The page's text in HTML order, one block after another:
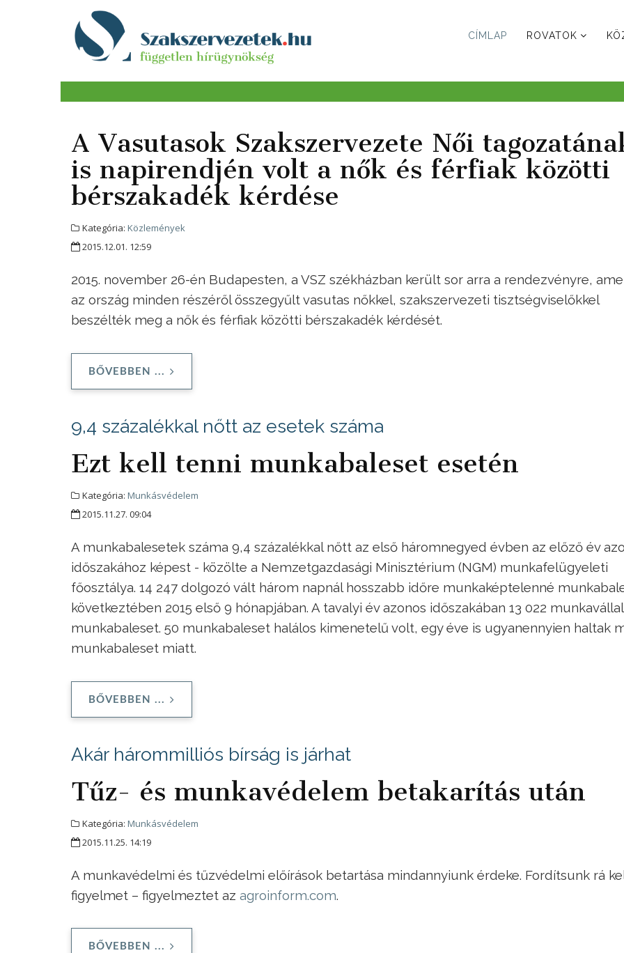
CÍMLAP ROVATOK
A Vasutasok Szakszervezete Női
is napirendjén volt a nők és férfiak közötti
bérszakadék kérdése
Kategória: Közlemények
2015.12.01. 12:59
2015. november 26-én Budapesten, a VSZ székházban került sor arra a rendezvényre,
az ország minden részéről összegyűlt vasutas nőkkel, szakszervezeti tisztségviselőkkel
beszélték meg a nők és férfiak közötti bérszakadék kérdését.
BŐVEBBEN ...
9,4 százalékkal nőtt az esetek száma
Ezt kell tenni munkabaleset esetén
Kategória: Munkásvédelem
2015.11.27. 09:04
A munkabalesetek száma 9,4 százalékkal nőtt az első háromnegyed évben az előző év
időszakához képest - közölte a Nemzetgazdasági Minisztérium (NGM) munkafelügyeleti
főosztálya. 14 247 dolgozó vált három napnál hosszabb időre munkaképtelenné
következtében 2015 első 9 hónapjában. A tavalyi év azonos időszakában 13 022
munkabaleset. 50 munkabaleset halálos kimenetelű volt, egy éve is ugyanennyien haltak
munkabaleset miatt.
BŐVEBBEN ...
Akár hárommilliós bírság is járhat
Tűz- és munkavédelem betakarítás után
Kategória: Munkásvédelem
2015.11.25. 14:19
A munkavédelmi és tűzvédelmi előírások betartása mindannyiunk érdeke. Fordítsunk rá
figyelmet – figyelmeztet az agroinform.com.
BŐVEBBEN ...